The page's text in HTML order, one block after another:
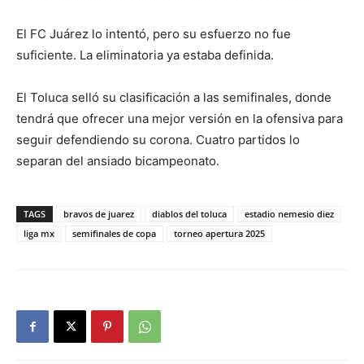
El FC Juárez lo intentó, pero su esfuerzo no fue
suficiente. La eliminatoria ya estaba definida.
El Toluca selló su clasificación a las semifinales, donde
tendrá que ofrecer una mejor versión en la ofensiva para
seguir defendiendo su corona. Cuatro partidos lo
separan del ansiado bicampeonato.
TAGS bravos de juarez diablos del toluca
estadio nemesio diez
liga mx
semifinales de copa torneo apertura 2025